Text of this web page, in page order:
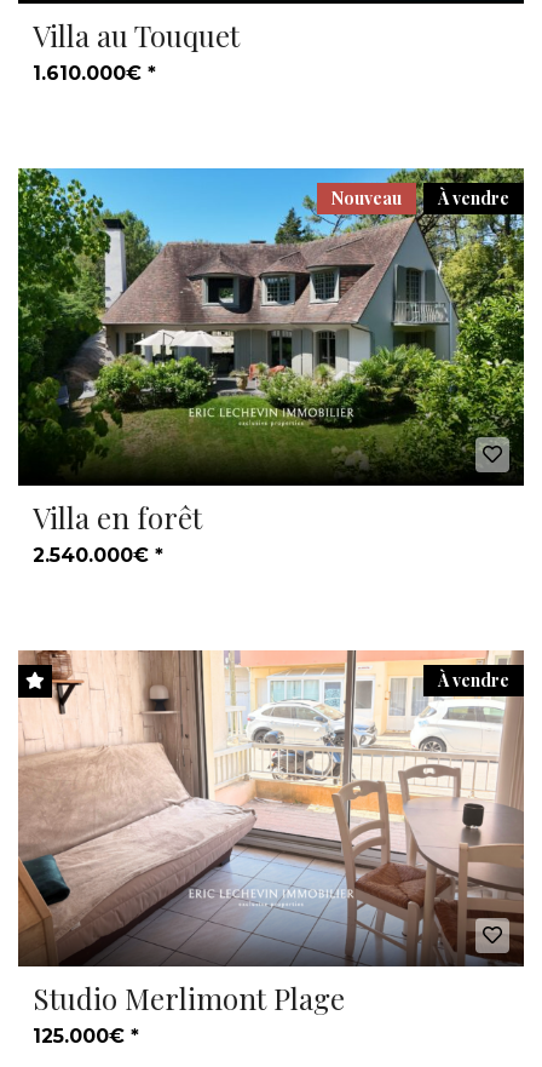
Villa au Touquet
1.610.000€ *
À vendre
Nouveau
Villa en forêt
2.540.000€ *
À vendre
Studio Merlimont Plage
125.000€ *